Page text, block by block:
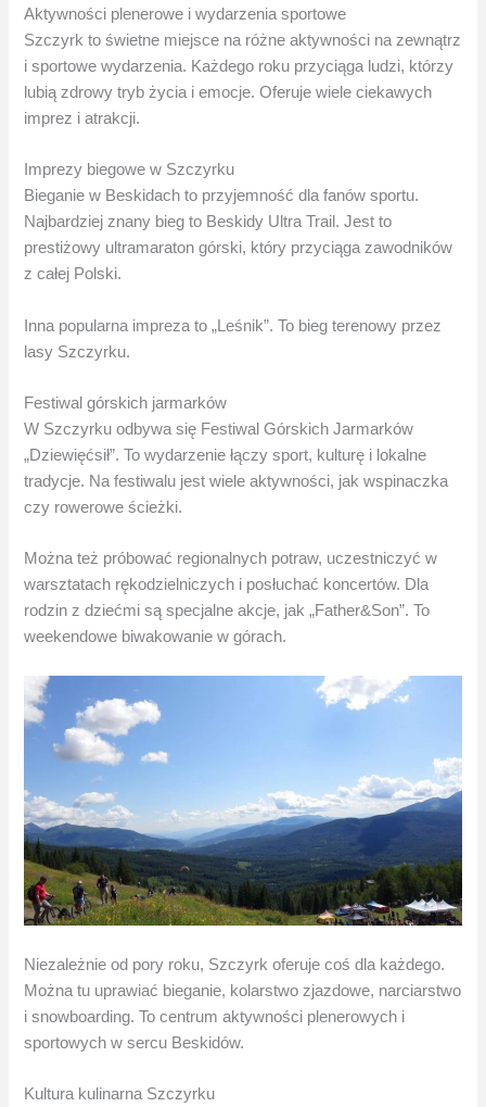
Aktywności plenerowe i wydarzenia sportowe
Szczyrk to świetne miejsce na różne aktywności na zewnątrz
i sportowe wydarzenia. Każdego roku przyciąga ludzi, którzy
lubią zdrowy tryb życia i emocje. Oferuje wiele ciekawych
imprez i atrakcji.
Imprezy biegowe w Szczyrku
Bieganie w Beskidach to przyjemność dla fanów sportu.
Najbardziej znany bieg to Beskidy Ultra Trail. Jest to
prestiżowy ultramaraton górski, który przyciąga zawodników
z całej Polski.
Inna popularna impreza to „Leśnik”. To bieg terenowy przez
lasy Szczyrku.
Festiwal górskich jarmarków
W Szczyrku odbywa się Festiwal Górskich Jarmarków
„Dziewięćsił”. To wydarzenie łączy sport, kulturę i lokalne
tradycje. Na festiwalu jest wiele aktywności, jak wspinaczka
czy rowerowe ścieżki.
Można też próbować regionalnych potraw, uczestniczyć w
warsztatach rękodzielniczych i posłuchać koncertów. Dla
rodzin z dziećmi są specjalne akcje, jak „Father&Son”. To
weekendowe biwakowanie w górach.
Niezależnie od pory roku, Szczyrk oferuje coś dla każdego.
Można tu uprawiać bieganie, kolarstwo zjazdowe, narciarstwo
i snowboarding. To centrum aktywności plenerowych i
sportowych w sercu Beskidów.
Kultura kulinarna Szczyrku